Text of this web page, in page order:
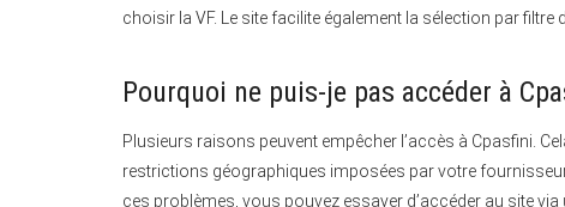
choisir la VF. Le site facilite également la sélection par filtre
Pourquoi ne puis-je pas accéder à
Plusieurs raisons peuvent empêcher l’accès à Cpasfini.
restrictions géographiques imposées par votre
ces problèmes, vous pouvez essayer d’accéder au site